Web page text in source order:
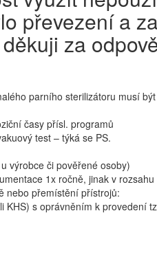
převezení a
za
parního sterilizátoru musí
časy přísl. programů
test – týká se PS.
výrobce či pověřené osoby)
1x ročně, jinak v
nebo přemístění přístrojů:
s oprávněním k provedení